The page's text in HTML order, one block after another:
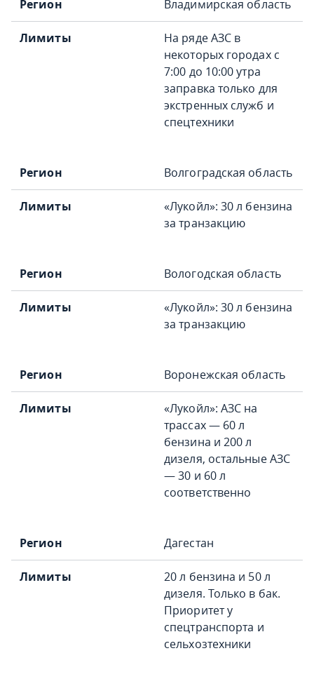
Владимирская область
На ряде АЗС в
некоторых городах с
7:00 до 10:00 утра
заправка только для
экстренных служб и
спецтехники
Волгоградская область
«Лукойл»: 30 л бензина
за транзакцию
Вологодская область
«Лукойл»: 30 л бензина
за транзакцию
Воронежская область
«Лукойл»: АЗС на
трассах — 60 л
бензина и 200 л
дизеля, остальные АЗС
— 30 и 60 л
соответственно
Дагестан
20 л бензина и 50 л
дизеля. Только в бак.
Приоритет у
спецтранспорта и
сельхозтехники